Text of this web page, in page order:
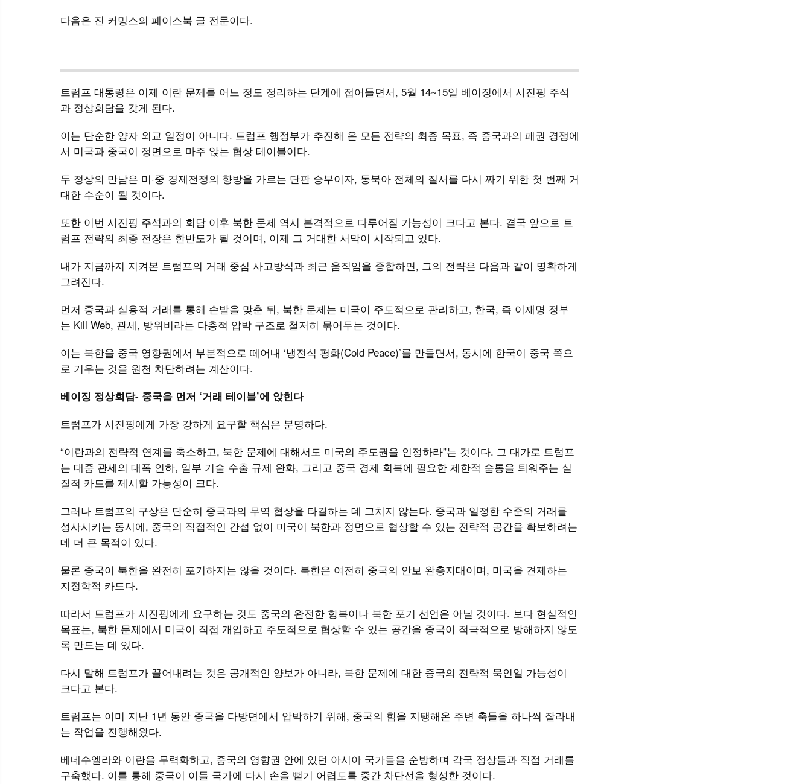
다음은 진 커밍스의 페이스북 글 전문이다.
트럼프 대통령은 이제 이란 문제를 어느 정도 정리하는 단계에 접어들면서, 5월 14~15일 베이징에서 시진핑 주석
과 정상회담을 갖게 된다.
이는 단순한 양자 외교 일정이 아니다. 트럼프 행정부가 추진해 온 모든 전략의 최종 목표, 즉 중국과의 패권 경쟁에
서 미국과 중국이 정면으로 마주 앉는 협상 테이블이다.
두 정상의 만남은 미·중 경제전쟁의 향방을 가르는 단판 승부이자, 동북아 전체의 질서를 다시 짜기 위한 첫 번째 거
대한 수순이 될 것이다.
또한 이번 시진핑 주석과의 회담 이후 북한 문제 역시 본격적으로 다루어질 가능성이 크다고 본다. 결국 앞으로 트
럼프 전략의 최종 전장은 한반도가 될 것이며, 이제 그 거대한 서막이 시작되고 있다.
내가 지금까지 지켜본 트럼프의 거래 중심 사고방식과 최근 움직임을 종합하면, 그의 전략은 다음과 같이 명확하게
그려진다.
먼저 중국과 실용적 거래를 통해 손발을 맞춘 뒤, 북한 문제는 미국이 주도적으로 관리하고, 한국, 즉 이재명 정부
는 Kill Web, 관세, 방위비라는 다층적 압박 구조로 철저히 묶어두는 것이다.
이는 북한을 중국 영향권에서 부분적으로 떼어내 ‘냉전식 평화(Cold Peace)’를 만들면서, 동시에 한국이 중국 쪽으
로 기우는 것을 원천 차단하려는 계산이다.
베이징 정상회담- 중국을 먼저 ‘거래 테이블’에 앉힌다
트럼프가 시진핑에게 가장 강하게 요구할 핵심은 분명하다.
“이란과의 전략적 연계를 축소하고, 북한 문제에 대해서도 미국의 주도권을 인정하라”는 것이다. 그 대가로 트럼프
는 대중 관세의 대폭 인하, 일부 기술 수출 규제 완화, 그리고 중국 경제 회복에 필요한 제한적 숨통을 틔워주는 실
질적 카드를 제시할 가능성이 크다.
그러나 트럼프의 구상은 단순히 중국과의 무역 협상을 타결하는 데 그치지 않는다. 중국과 일정한 수준의 거래를
성사시키는 동시에, 중국의 직접적인 간섭 없이 미국이 북한과 정면으로 협상할 수 있는 전략적 공간을 확보하려는
데 더 큰 목적이 있다.
물론 중국이 북한을 완전히 포기하지는 않을 것이다. 북한은 여전히 중국의 안보 완충지대이며, 미국을 견제하는
지정학적 카드다.
따라서 트럼프가 시진핑에게 요구하는 것도 중국의 완전한 항복이나 북한 포기 선언은 아닐 것이다. 보다 현실적인
목표는, 북한 문제에서 미국이 직접 개입하고 주도적으로 협상할 수 있는 공간을 중국이 적극적으로 방해하지 않도
록 만드는 데 있다.
다시 말해 트럼프가 끌어내려는 것은 공개적인 양보가 아니라, 북한 문제에 대한 중국의 전략적 묵인일 가능성이
크다고 본다.
트럼프는 이미 지난 1년 동안 중국을 다방면에서 압박하기 위해, 중국의 힘을 지탱해온 주변 축들을 하나씩 잘라내
는 작업을 진행해왔다.
베네수엘라와 이란을 무력화하고, 중국의 영향권 안에 있던 아시아 국가들을 순방하며 각국 정상들과 직접 거래를
구축했다. 이를 통해 중국이 이들 국가에 다시 손을 뻗기 어렵도록 중간 차단선을 형성한 것이다.